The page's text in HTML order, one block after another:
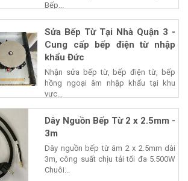
Bếp...
Sửa Bếp Từ Tại Nhà Quận 3 -
Cung cấp bếp điện từ nhập
khẩu Đức
Nhận sửa bếp từ, bếp điện từ, bếp
hồng ngoại âm nhập khẩu tại khu
vực...
Dây Nguồn Bếp Từ 2 x 2.5mm -
3m
Dây nguồn bếp từ âm 2 x 2.5mm dài
3m, công suất chịu tải tối đa 5.500W
Chuôi...